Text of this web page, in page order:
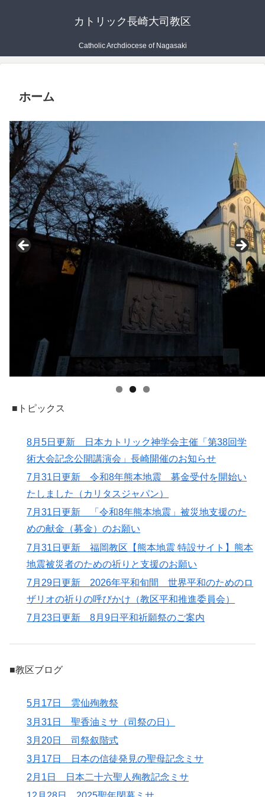
カトリック長崎大司教区
Catholic Archdiocese of Nagasaki
ホーム
■トピックス
8月5日更新 日本カトリック神学会主催「第38回学
術大会記念公開講演会」長崎開催のお知らせ
7月31日更新 令和8年熊本地震 募金受付を開始い
たしました（カリタスジャパン）
7月31日更新 「令和8年熊本地震」被災地支援のた
めの献金（募金）のお願い
7月31日更新 福岡教区【熊本地震 特設サイト】熊本
地震被災者のための祈りと支援のお願い
7月29日更新 2026年平和旬間 世界平和のためのロ
ザリオの祈りの呼びかけ（教区平和推進委員会）
7月23日更新 8月9日平和祈願祭のご案内
■教区ブログ
5月17日 雲仙殉教祭
3月31日 聖香油ミサ（司祭の日）
3月20日 司祭叙階式
3月17日 日本の信徒発見の聖母記念ミサ
2月1日 日本二十六聖人殉教記念ミサ